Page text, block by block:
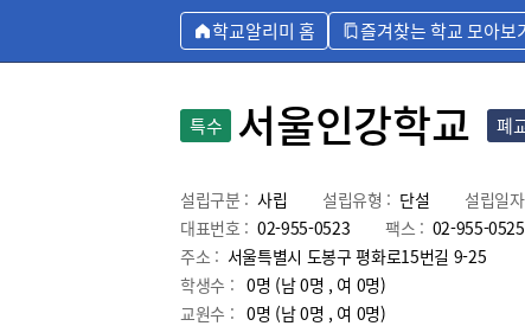
학교알리미 홈 즐겨찾는 학교 모아보
특수 서울인강학교 폐
설립구분 : 사립 설립유형 : 단설 설립일
대표번호 : 02-955-0523 팩스 : 02-955-0525
주소 : 서울특별시 도봉구 평화로15번길 9-25
학생수 : 0명 (남 0명 , 여 0명)
교원수 : 0명 (남0명 , 여 0명)